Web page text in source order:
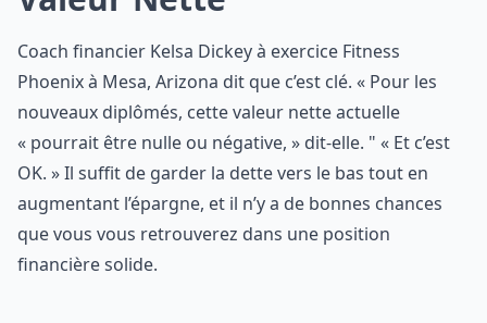
Coach financier Kelsa Dickey à exercice Fitness
Phoenix à Mesa, Arizona dit que c’est clé. « Pour les
nouveaux diplômés, cette valeur nette actuelle
« pourrait être nulle ou négative, » dit-elle. " « Et c’est
OK. » Il suffit de garder la dette vers le bas tout en
augmentant l’épargne, et il n’y a de bonnes chances
que vous vous retrouverez dans une position
financière solide.